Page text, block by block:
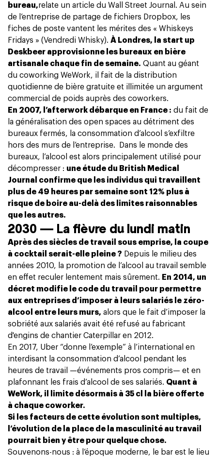
bureau,relate un article du Wall Street Journal . Au sein
de l’entreprise de partage de fichiers Dropbox, les
fiches de poste vantent les mérites des « Whiskeys
Fridays » (Vendredi Whisky). À Londres, la start up
Deskbeer approvisionne les bureaux en bière
artisanale chaque fin de semaine. Quant au géant
du coworking WeWork, il fait de la distribution
quotidienne de bière gratuite et illimitée un argument
commercial de poids auprès des coworkers.
En 2007, l’afterwork débarque en France : du fait de
la généralisation des open spaces au détriment des
bureaux fermés, la consommation d’alcool s’exfiltre
hors des murs de l’entreprise. Dans le monde des
bureaux, l’alcool est alors principalement utilisé pour
décompresser : une étude du British Medical
Journal confirme que les individus qui travaillent
plus de 49 heures par semaine sont 12% plus à
risque de boire au-delà des limites raisonnables
que les autres.
2030 — La fièvre du lundi matin
Après des siècles de travail sous emprise, la coupe
à cocktail serait-elle pleine ? Depuis le milieu des
années 2010, la promotion de l’alcool au travail semble
en effet reculer lentement mais sûrement. En 2014, un
décret modifie le code du travail pour permettre
aux entreprises d’imposer à leurs salariés le zéro-
alcool entre leurs murs, alors que le fait d’imposer la
sobriété aux salariés avait été refusé au fabricant
d'engins de chantier Caterpillar en 2012.
En 2017, Uber “donne l’exemple” à l’international en
interdisant la consommation d’alcool pendant les
heures de travail —événements pros compris— et en
plafonnant les frais d’alcool de ses salariés. Quant à
WeWork, il limite désormais à 35 cl la bière offerte
à chaque coworker.
Si les facteurs de cette évolution sont multiples,
l’évolution de la place de la masculinité au travail
pourrait bien y être pour quelque chose.
Souvenons-nous : à l’époque moderne, le bar est le lieu